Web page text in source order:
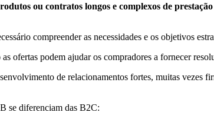
ou contratos longos e complexos de
compreender as necessidades e os objetivos
ofertas podem ajudar os compradores a fornecer
de relacionamentos fortes, muitas vezes
se diferenciam das B2C: